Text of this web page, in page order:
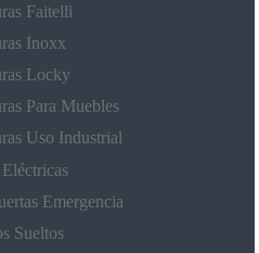
Faitelli
Inoxx
Locky
Para Muebles
Uso Industrial
Emergencia
Sueltos